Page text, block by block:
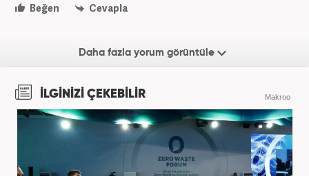
Beğen
Cevapla
Daha fazla yorum görüntüle
İLGİNİZİ ÇEKEBİLİR Makroo